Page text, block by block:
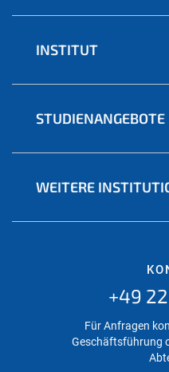
INSTITUT
STUDIENANGEBOTE
WEITERE
+49
Für Anfragen
Geschäftsführung